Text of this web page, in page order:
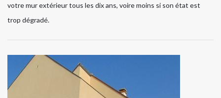
votre mur extérieur tous les dix ans, voire moins si son état est
trop dégradé.